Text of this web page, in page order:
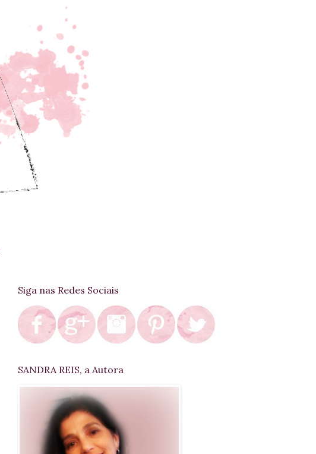
Siga nas Redes Sociais
SANDRA REIS, a Autora